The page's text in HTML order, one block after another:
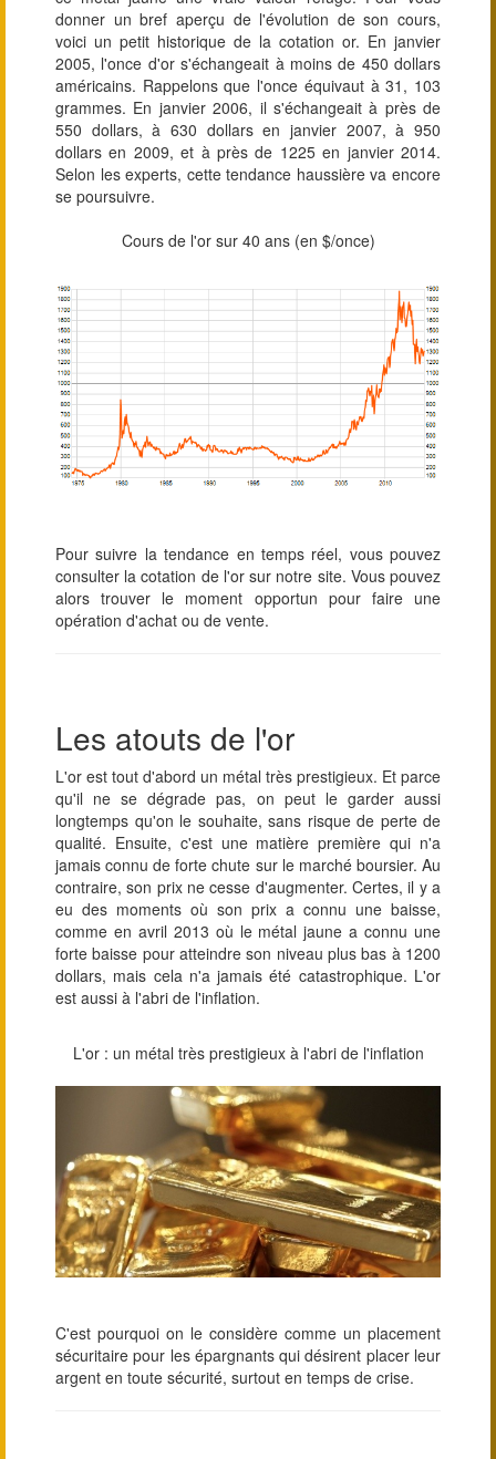
donner un bref aperçu de l'évolution de son cours,
voici un petit historique de la cotation or. En janvier
2005, l'once d'or s'échangeait à moins de 450 dollars
américains. Rappelons que l'once équivaut à 31, 103
grammes. En janvier 2006, il s'échangeait à près de
550 dollars, à 630 dollars en janvier 2007, à 950
dollars en 2009, et à près de 1225 en janvier 2014.
Selon les experts, cette tendance haussière va encore
se poursuivre.
Cours de l'or sur 40 ans (en $/once)
Pour suivre la tendance en temps réel, vous pouvez
consulter la cotation de l'or sur notre site. Vous pouvez
alors trouver le moment opportun pour faire une
opération d'achat ou de vente.
Les atouts de l'or
L'or est tout d'abord un métal très prestigieux. Et parce
qu'il ne se dégrade pas, on peut le garder aussi
longtemps qu'on le souhaite, sans risque de perte de
qualité. Ensuite, c'est une matière première qui n'a
jamais connu de forte chute sur le marché boursier. Au
contraire, son prix ne cesse d'augmenter. Certes, il y a
eu des moments où son prix a connu une baisse,
comme en avril 2013 où le métal jaune a connu une
forte baisse pour atteindre son niveau plus bas à 1200
dollars, mais cela n'a jamais été catastrophique. L'or
est aussi à l'abri de l'inflation.
L'or : un métal très prestigieux à l'abri de l'inflation
C'est pourquoi on le considère comme un placement
sécuritaire pour les épargnants qui désirent placer leur
argent en toute sécurité, surtout en temps de crise.